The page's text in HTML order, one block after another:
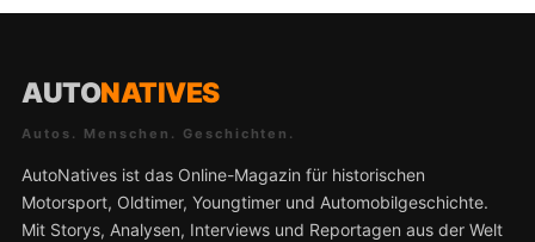
AUTONATIVES
Autos. Menschen. Geschichten.
AutoNatives ist das Online-Magazin für historischen
Motorsport, Oldtimer, Youngtimer und Automobilgeschichte.
Mit Storys, Analysen, Interviews und Reportagen aus der Welt